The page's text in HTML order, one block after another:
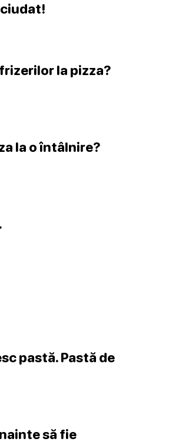
ciudat!
la pizza?
la o întâlnire?
pastă. Pastă de
să fie